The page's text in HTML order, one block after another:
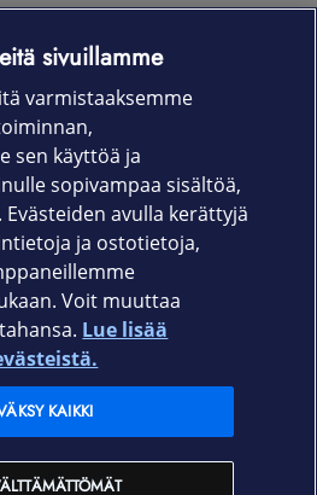
sivuillamme
varmistaaksemme
sen käyttöä ja
sopivampaa sisältöä,
avulla kerättyjä
ja ostotietoja,
Voit muuttaa
Lue lisää
KAIKKI